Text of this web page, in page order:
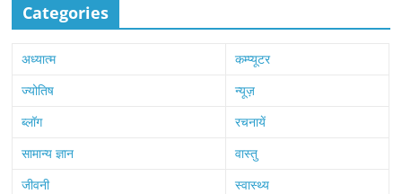
Categories
अध्यात्म
कम्प्यूटर
ज्योतिष
न्यूज़
ब्लॉग
रचनायें
सामान्य ज्ञान
वास्तु
जीवनी
स्वास्थ्य